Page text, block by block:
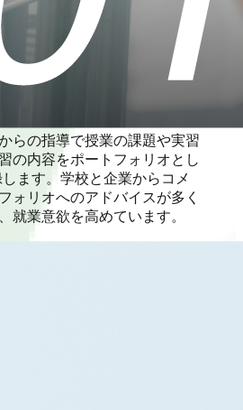
らの指導で授業の課題や実習
の内容をポートフォリオとし
します。学校と企業からコメ
ォリオへのアドバイスが多く
就業意欲を高めています。